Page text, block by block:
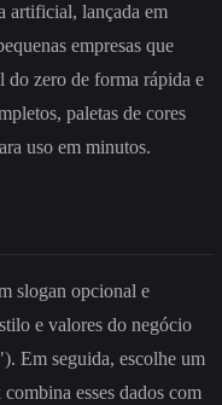
artificial, lançada em
empresas que
do zero de forma rápida e
paletas de cores
uso em minutos.
slogan opcional e
e valores do negócio
Em seguida, escolhe um
esses dados com